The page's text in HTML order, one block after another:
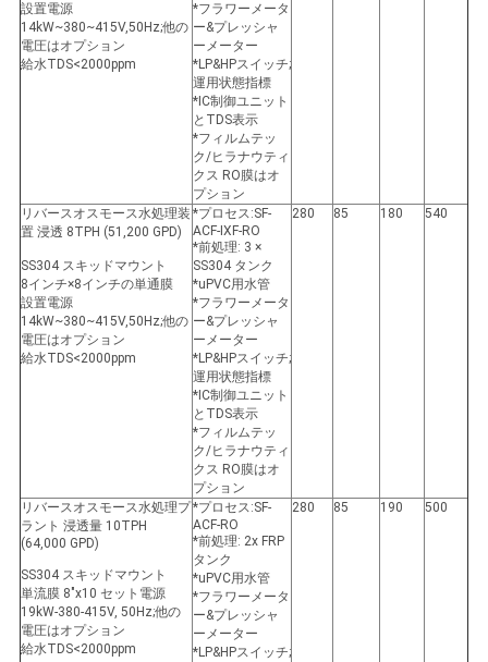
設置電源
14kW~380~415V,50Hz;他の
電圧はオプション
給水TDS<2000ppm
*フラワーメータ
ー&プレッシャ
ーメーター
*LP&HPスイッチ;
運用状態指標
*IC制御ユニット
とTDS表示
*フィルムテッ
ク/ヒラナウティ
クス RO膜はオ
プション
リバースオスモース水処理装
置 浸透 8TPH (51,200 GPD)
SS304 スキッドマウント
8インチ×8インチの単通膜
設置電源
14kW~380~415V,50Hz;他の
電圧はオプション
給水TDS<2000ppm
*プロセス:SF-
ACF-IXF-RO
*前処理: 3 ×
SS304 タンク
*uPVC用水管
*フラワーメータ
ー&プレッシャ
ーメーター
*LP&HPスイッチ;
運用状態指標
*IC制御ユニット
とTDS表示
*フィルムテッ
ク/ヒラナウティ
クス RO膜はオ
プション
280 85 180 540
リバースオスモース水処理プ
ラント 浸透量 10TPH
(64,000 GPD)
SS304 スキッドマウント
単流膜 8"x10 セット電源
19kW-380-415V, 50Hz;他の
電圧はオプション
給水TDS<2000ppm
*プロセス:SF-
ACF-RO
*前処理: 2x FRP
タンク
*uPVC用水管
*フラワーメータ
ー&プレッシャ
ーメーター
*LP&HPスイッチ;
280 85 190 500